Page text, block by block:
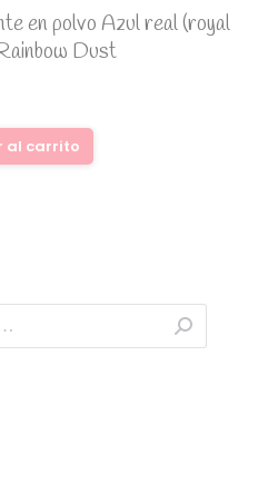
en polvo Azul real (royal
Dust
al carrito